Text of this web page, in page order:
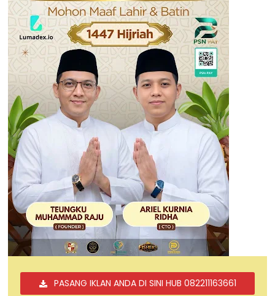
PASANG IKLAN ANDA DI SINI HUB 082211163661